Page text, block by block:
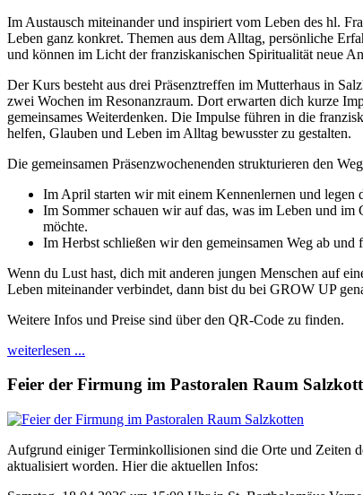
Im Austausch miteinander und inspiriert vom Leben des hl.
Leben ganz konkret. Themen aus dem Alltag, persönliche
und können im Licht der franziskanischen Spiritualität neue
Der Kurs besteht aus drei Präsenztreffen im Mutterhaus in
zwei Wochen im Resonanzraum. Dort erwarten dich kurze
gemeinsames Weiterdenken. Die Impulse führen in die
helfen, Glauben und Leben im Alltag bewusster zu gestalten.
Die gemeinsamen Präsenzwochenenden strukturieren den
Im April starten wir mit einem Kennenlernen und legen
Im Sommer schauen wir auf das, was im Leben und im
möchte.
Im Herbst schließen wir den gemeinsamen Weg ab und
Wenn du Lust hast, dich mit anderen jungen Menschen auf
Leben miteinander verbindet, dann bist du bei GROW UP
Weitere Infos und Preise sind über den QR-Code zu finden.
weiterlesen ...
Feier der Firmung im Pastoralen Raum
Aufgrund einiger Terminkollisionen sind die Orte und Zeiten
aktualisiert worden. Hier die aktuellen Infos: